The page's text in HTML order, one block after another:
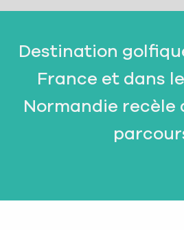
Destination
France et dans
Normandie recèle